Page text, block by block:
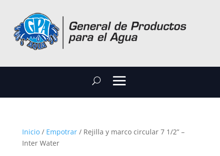
Inicio/ Empotrar/ Rejilla y marco circular 7 1/2” –
Inter Water